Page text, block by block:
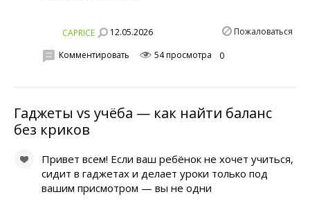
CAPRICE 12.05.2026 Пожаловаться
Комментировать 54 просмотра 0
Гаджеты vs учёба — как найти баланс
без криков
Привет всем! Если ваш ребёнок не хочет учиться,
сидит в гаджетах и делает уроки только под
вашим присмотром — вы не одни